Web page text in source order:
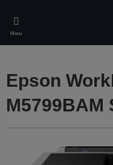
main
content
Menu
Epson
M5799BAM